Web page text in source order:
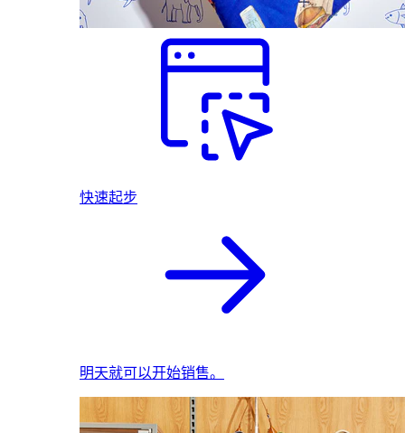
快速起步
明天就可以开始销售。